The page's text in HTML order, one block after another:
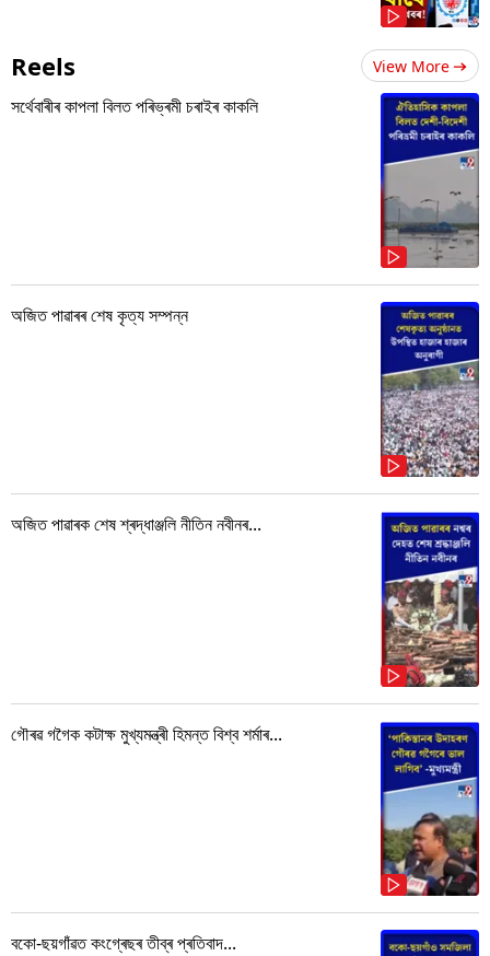
Reels View More
সৰ্থেবাৰীৰ কাপলা বিলত পৰিভ্ৰমী চৰাইৰ কাকলি
অজিত পাৱাৰৰ শেষ কৃত্য সম্পন্ন
অজিত পাৱাৰক শেষ শ্ৰদ্ধাঞ্জলি নীতিন নবীনৰ...
গৌৰৱ গগৈক কটাক্ষ মুখ্যমন্ত্ৰী হিমন্ত বিশ্ব শৰ্মাৰ...
বকো-ছয়গাঁৱত কংগ্ৰেছৰ তীব্ৰ প্ৰতিবাদ...